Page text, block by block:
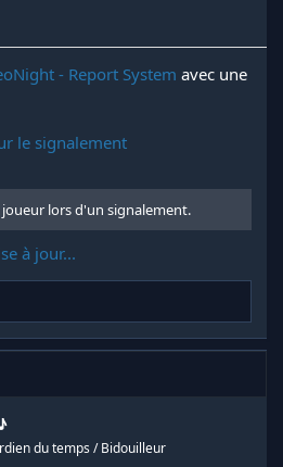
- Report System avec une
le signalement
lors d'un signalement.
à jour...
du temps / Bidouilleur